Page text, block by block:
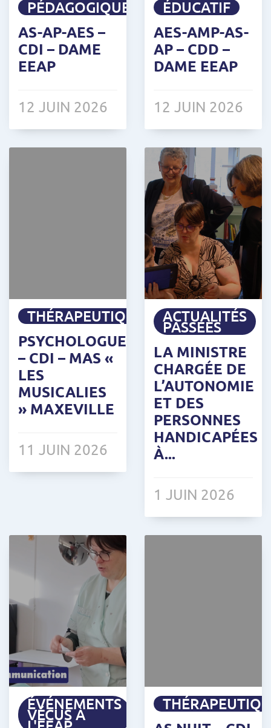
PÉDAGOGIQUE
AS-AP-AES –
CDI – DAME
EEAP
12 JUIN 2026
ÉDUCATIF
AES-AMP-AS-
AP – CDD –
DAME EEAP
12 JUIN 2026
THÉRAPEUTIQUE
PSYCHOLOGUE
– CDI – MAS «
LES
MUSICALIES
» MAXEVILLE
11 JUIN 2026
ACTUALITÉS
PASSÉES
LA MINISTRE
CHARGÉE DE
L’AUTONOMIE
ET DES
PERSONNES
HANDICAPÉES
À...
1 JUIN 2026
ÉVÉNEMENTS
VÉCUS À